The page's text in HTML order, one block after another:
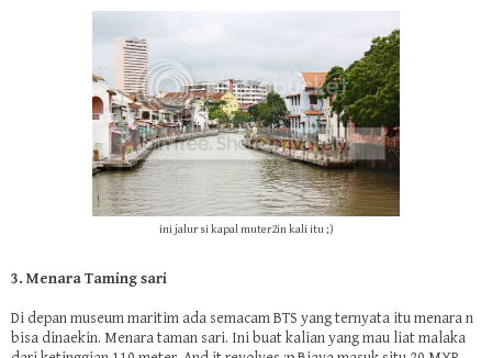
ini jalur si kapal muter2in kali itu ;)
3. Menara Taming sari
Di depan museum maritim ada semacam BTS yang ternyata itu menara n
bisa dinaekin. Menara taman sari. Ini buat kalian yang mau liat malaka